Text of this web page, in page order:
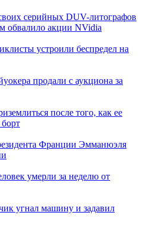
серийных DUV-литографов
обвалило акции NVidia
устроили беспредел на
продали с аукциона за
после того, как ее
Франции Эмманюэля
умерли за неделю от
угнал машину и задавил